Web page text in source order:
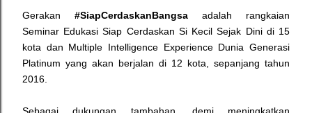
Gerakan #SiapCerdaskanBangsa adalah rangkaian
Seminar Edukasi Siap Cerdaskan Si Kecil Sejak Dini di 15
kota dan Multiple Intelligence Experience Dunia Generasi
Platinum yang akan berjalan di 12 kota, sepanjang tahun
2016.